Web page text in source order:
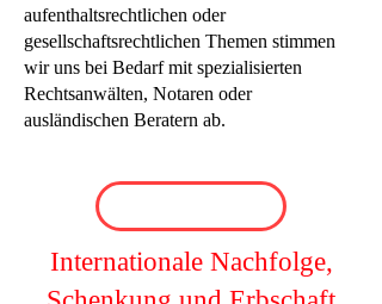
aufenthaltsrechtlichen oder
gesellschaftsrechtlichen Themen stimmen
wir uns bei Bedarf mit spezialisierten
Rechtsanwälten, Notaren oder
ausländischen Beratern ab.
Internationale Nachfolge,